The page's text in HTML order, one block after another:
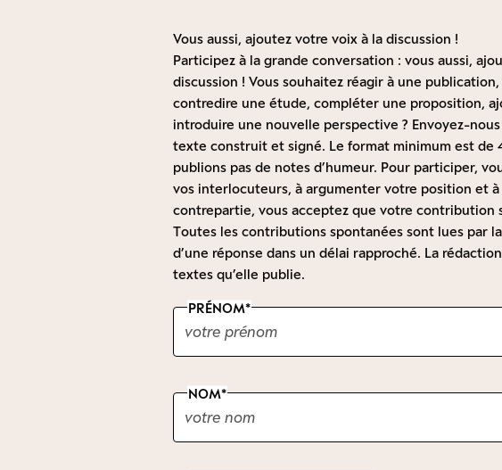
Vous aussi, ajoutez votre voix à la discussion !
Participez à la grande conversation : vous aussi,
discussion ! Vous souhaitez réagir à une
contredire une étude, compléter une proposition,
introduire une nouvelle perspective ? Envoyez-
texte construit et signé. Le format minimum est de
publions pas de notes d’humeur. Pour participer,
vos interlocuteurs, à argumenter votre position et à
contrepartie, vous acceptez que votre contribution
Toutes les contributions spontanées sont lues par
d’une réponse dans un délai rapproché. La
textes qu’elle publie.
PRÉNOM
NOM